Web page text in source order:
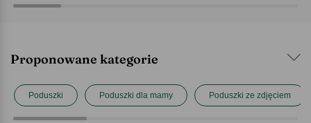
Proponowane kategorie
Poduszki Poduszki dla mamy Poduszki ze zdjęciem